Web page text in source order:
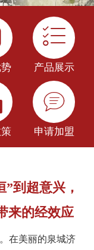
盟政策
闻中心
餐技术
请加盟

产品展示

申请加盟
到超意兴，
来的经效应
在美丽的泉城济